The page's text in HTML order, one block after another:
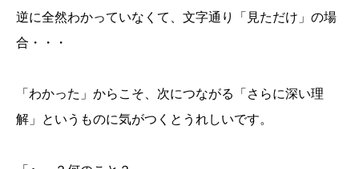
逆に全然わかっていなくて、文字通り「見ただけ」の場
合・・・
「わかった」からこそ、次につながる「さらに深い理
解」というものに気がつくとうれしいです。